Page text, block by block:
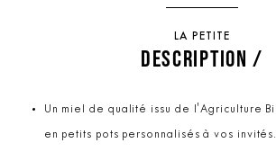
LA PETITE
DESCRIPTION /
Un miel de qualité issu de l'Agriculture
en petits pots personnalisés à vos invités.